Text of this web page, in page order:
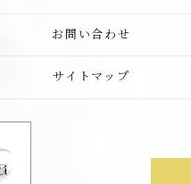
お問い合わせ
サイトマップ